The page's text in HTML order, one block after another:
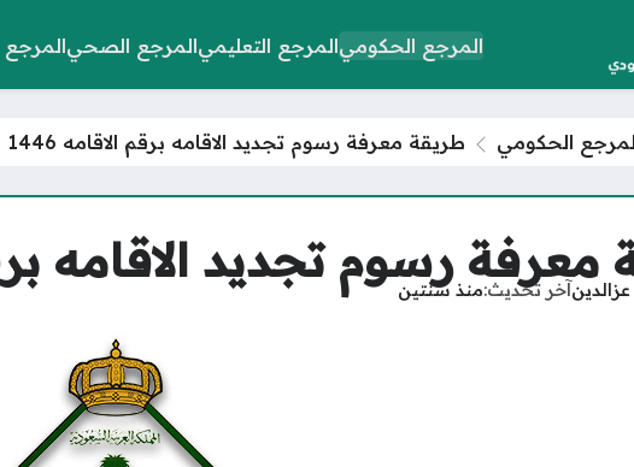
المرجع الحكوميالمرجع التعليميالمرجع الصحيالمرجع
الحكومي طريقة معرفة رسوم تجديد الاقامه برقم الاقامه 1446
رسوم تجديد الاقامه برقم
آخر تحديث منذ سنتين